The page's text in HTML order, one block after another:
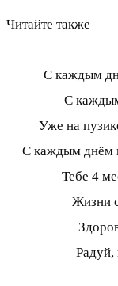
Читайте также
С каждым
С
Уже на
С каждым днём
Тебе 4
Жизни
Радуй,